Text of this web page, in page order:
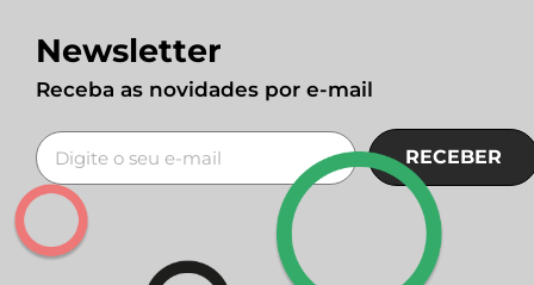
Newsletter
Receba as novidades por e-mail
RECEBER